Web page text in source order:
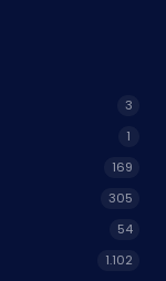
3
1
169
305
54
1.102